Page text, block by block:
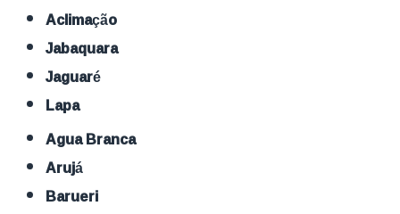
Aclimação
Jabaquara
Jaguaré
Lapa
Agua Branca
Arujá
Barueri